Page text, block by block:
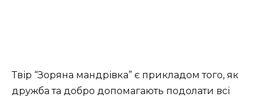
Твір “Зоряна мандрівка” є прикладом того, як
дружба та добро допомагають подолати всі